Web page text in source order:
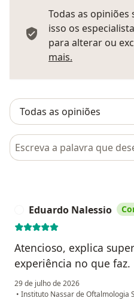
Todas as
isso os
para alterar ou
mais.
Pesquisar em opiniões
Eduardo Nalessio
Atencioso, explica
experiência no que faz.
29 de julho de 2026
• Instituto Nassar de Oftalmologia